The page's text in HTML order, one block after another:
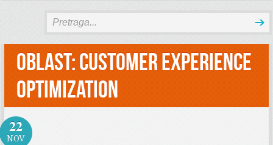
Oblast:Customer Experience
Optimization
22
NOV